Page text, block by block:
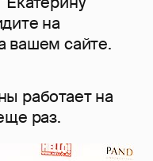
на
вашем сайте.
работает на
раз.